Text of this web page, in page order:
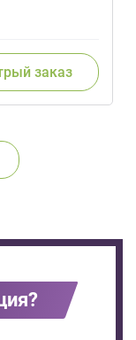
заказ